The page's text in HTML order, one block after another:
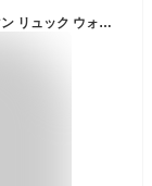
【追加最大+18倍 6/1 9:59〆】公式認定店 コールマン リュック ウォーカー33 アウトドアブランド メンズ レディース 男子 女子 大学生 通学 大容量 軽量 軽い A4 B4 33L Coleman walker33 cpn20o